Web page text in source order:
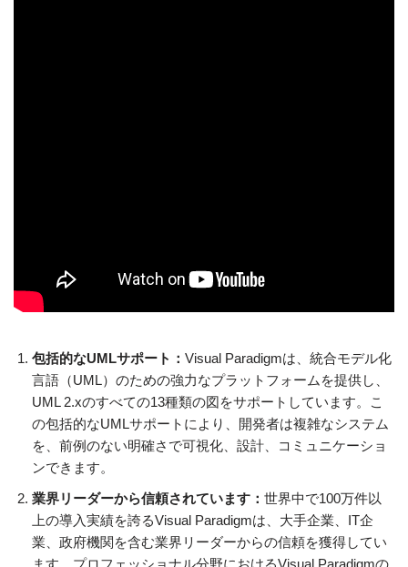
包括的なUMLサポート： Visual Paradigmは、統合モデル化
言語（UML）のための強力なプラットフォームを提供し、
UML 2.xのすべての13種類の図をサポートしています。こ
の包括的なUMLサポートにより、開発者は複雑なシステム
を、前例のない明確さで可視化、設計、コミュニケーショ
ンできます。
業界リーダーから信頼されています： 世界中で100万件以
上の導入実績を誇るVisual Paradigmは、大手企業、IT企
業、政府機関を含む業界リーダーからの信頼を獲得してい